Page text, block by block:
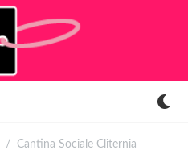
Cantina Sociale Cliternia